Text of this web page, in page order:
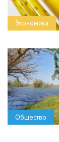
Экономика
Общество